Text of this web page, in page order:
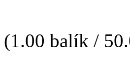
(1.00 balík /